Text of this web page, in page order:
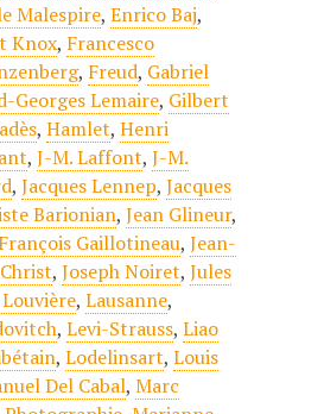
Malespire,Enrico Baj,
Knox, Francesco
, Freud, Gabriel
Georges Lemaire, Gilbert
,Hamlet,Henri
,J-M. Laffont,J-M.
,Jacques Lennep,Jacques
Barionian,Jean Glineur,
Gaillotineau,Jean-
,Joseph Noiret,Jules
,Lausanne,
,Levi-Strauss,Liao
,Lodelinsart,Louis
Del Cabal,Marc